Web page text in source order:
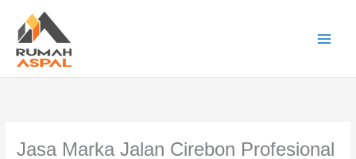
konten
Jasa Marka Jalan Cirebon Profesional